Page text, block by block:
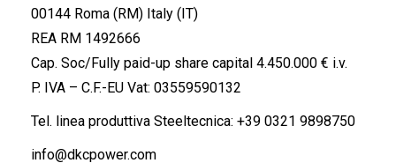
00144 Roma (RM) Italy (IT)
REA RM 1492666
Cap. Soc/Fully paid-up share capital 4.450.000 € i.v.
P. IVA – C.F.-EU Vat: 03559590132
Tel. linea produttiva Steeltecnica: +39 0321 9898750
info@dkcpower.com